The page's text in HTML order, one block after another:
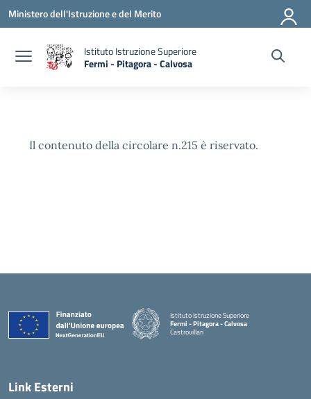
Vai ai contenuti
Vai al menu di navigazione
Vai al footer
Ministero dell'Istruzione e del Merito
Istituto Istruzione Superiore
Fermi - Pitagora - Calvosa
— Visita la pagina iniziale della scuola
Il contenuto della circolare n.215 è riservato.
Istituto Istruzione Superiore
Fermi - Pitagora - Calvosa
Castrovillari
Link Esterni